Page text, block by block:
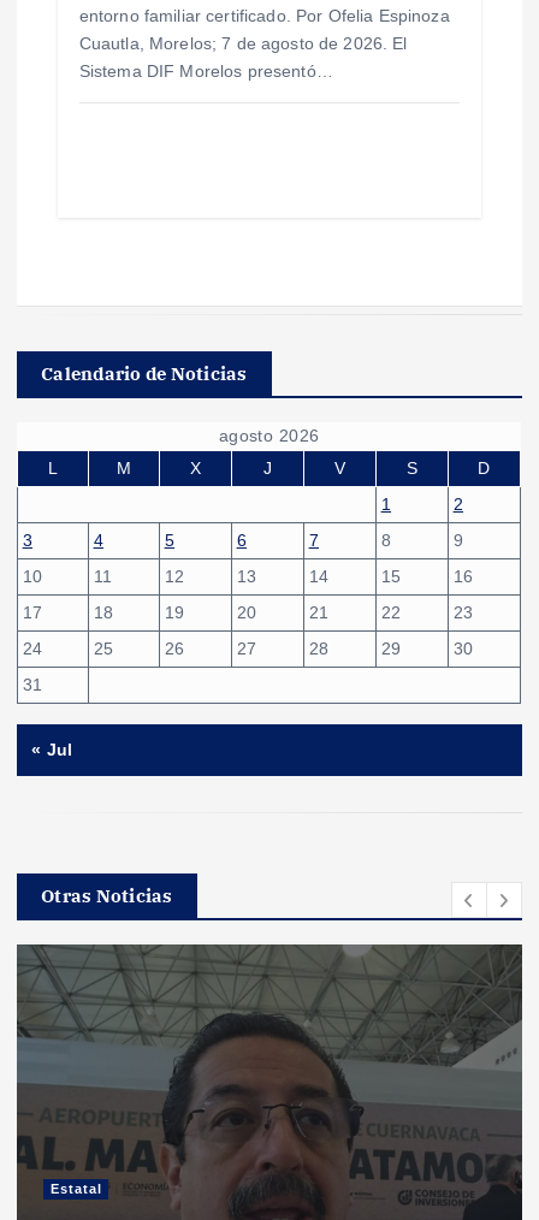
entorno familiar certificado. Por Ofelia Espinoza
Cuautla, Morelos; 7 de agosto de 2026. El
Sistema DIF Morelos presentó…
Calendario de Noticias
agosto 2026
L
M X J V S
D
1
2
3
4 5 6 7 8
9
10
11 12 13 14 15
16
17
18 19 20 21 22
23
24
25 26 27 28 29
30
31
« Jul
Otras Noticias
Estatal